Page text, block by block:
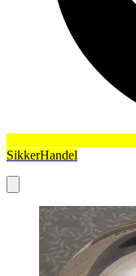
SikkerHandel